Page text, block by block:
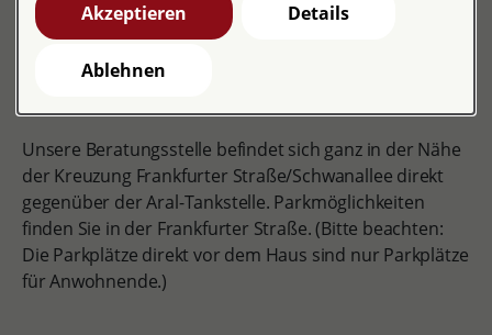
Stadtautobahn-Abfahrt: Gisselberger Straße bzw.
Marburg-Süd.
Unsere Beratungsstelle befindet sich ganz in der Nähe
der Kreuzung Frankfurter Straße/Schwanallee direkt
gegenüber der Aral-Tankstelle. Parkmöglichkeiten
finden Sie in der Frankfurter Straße. (Bitte beachten:
Die Parkplätze direkt vor dem Haus sind nur Parkplätze
für Anwohnende.)
Akzeptieren Details
Ablehnen